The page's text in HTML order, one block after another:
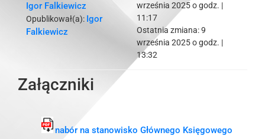
Igor Falkiewicz
Opublikował(a): Igor
Falkiewicz
września 2025 o godz. |
11:17
Ostatnia zmiana:9
września 2025 o godz. |
13:32
Załączniki
nabór na stanowisko Głównego Księgowego